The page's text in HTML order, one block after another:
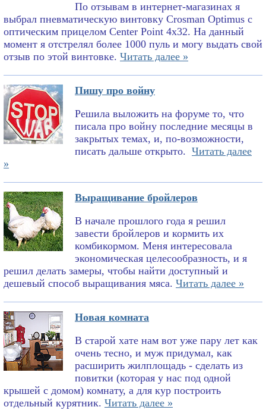
По отзывам в интернет-магазинах я
выбрал пневматическую винтовку Crosman Optimus с
оптическим прицелом Center Point 4x32. На данный
момент я отстрелял более 1000 пуль и могу выдать свой
отзыв по этой винтовке. Читать далее »
Пишу про войну
Решила выложить на форуме то, что
писала про войну последние месяцы в
закрытых темах, и, по-возможности,
писать дальше открыто. Читать далее
»
Выращивание бройлеров
В начале прошлого года я решил
завести бройлеров и кормить их
комбикормом. Меня интересовала
экономическая целесообразность, и я
решил делать замеры, чтобы найти доступный и
дешевый способ выращивания мяса. Читать далее »
Новая комната
В старой хате нам вот уже пару лет как
очень тесно, и муж придумал, как
расширить жилплощадь - сделать из
повитки (которая у нас под одной
крышей с домом) комнату, а для кур построить
отдельный курятник. Читать далее »